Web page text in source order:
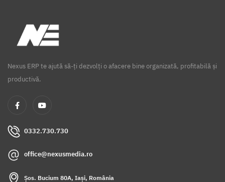
Nexus ERP te ajută să-ți dezvolți o afacere bine organizată, profitabilă și
productivă.
0332.730.730
office@nexusmedia.ro
Șos. Bucium 80A, Iași, România